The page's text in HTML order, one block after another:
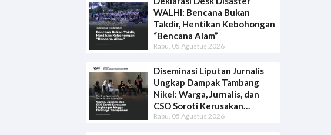
WALHI: Bencana Bukan
Takdir, Hentikan Kebohongan
“Bencana Alam”
Rabu, 05 Agustus 2026
Diseminasi Liputan Jurnalis
Ungkap Dampak Tambang
Nikel: Warga, Jurnalis, dan
CSO Soroti Kerusakan
Lingkungan hingga Minimnya
Rabu, 05 Agustus 2026